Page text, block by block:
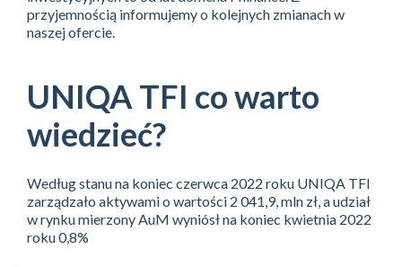
przyjemnością informujemy o kolejnych zmianach w
naszej ofercie.
UNIQA TFI co warto
wiedzieć?
Według stanu na koniec czerwca 2022 roku UNIQA TFI
zarządzało aktywami o wartości 2 041,9, mln zł, a udział
w rynku mierzony AuM wyniósł na koniec kwietnia 2022
roku 0,8%